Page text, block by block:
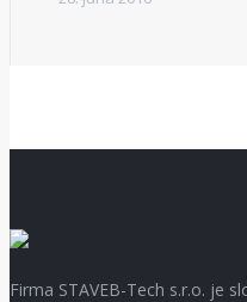
Firma STAVEB-Tech s.r.o. je